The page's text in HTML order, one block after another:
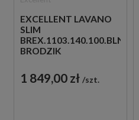
EXCELLENT LAVANO
SLIM
BREX.1103.140.100.BLN
BRODZIK
1 849,00 zł szt.